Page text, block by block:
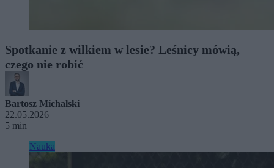
Spotkanie z wilkiem w lesie? Leśnicy mówią,
czego nie robić
Bartosz Michalski
22.05.2026
5 min
Nauka